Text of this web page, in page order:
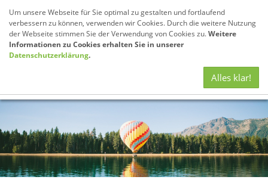
Um unsere Webseite für Sie optimal zu gestalten und fortlaufend
verbessern zu können, verwenden wir Cookies. Durch die weitere Nutzung
der Webseite stimmen Sie der Verwendung von Cookies zu.Weitere
Informationen zu Cookies erhalten Sie in unserer
Datenschutzerklärung.
Alles klar!